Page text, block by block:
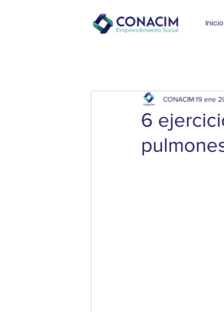
Inicio
6
CONACIM19 ene